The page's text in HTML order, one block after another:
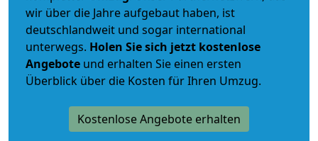
wir über die Jahre aufgebaut haben, ist
deutschlandweit und sogar international
unterwegs. Holen Sie sich jetzt kostenlose
Angebote und erhalten Sie einen ersten
Überblick über die Kosten für Ihren Umzug.
Kostenlose Angebote erhalten